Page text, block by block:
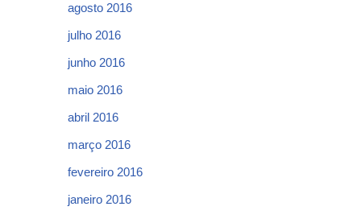
agosto 2016
julho 2016
junho 2016
maio 2016
abril 2016
março 2016
fevereiro 2016
janeiro 2016